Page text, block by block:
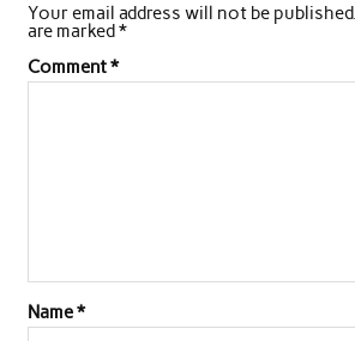
Your email address will not be published.
are marked*
Comment*
Name*